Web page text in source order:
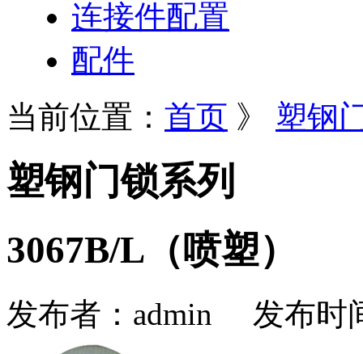
连接件配置
配件
当前位置： 首页 》 塑钢
塑钢门锁系列
3067B/L（喷塑）
发布者： admin 发布时